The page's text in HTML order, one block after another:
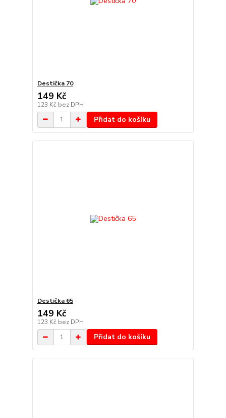
Destička 70
149 Kč
123 Kč bez DPH
Přidat do košíku
Destička 65
149 Kč
123 Kč bez DPH
Přidat do košíku